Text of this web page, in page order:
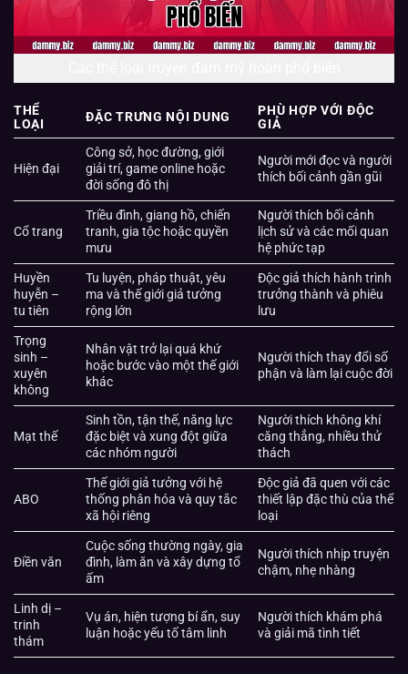
THỂ
LOẠI
ĐẶC TRƯNG NỘI DUNG
PHÙ HỢP VỚI ĐỘC
GIẢ
Hiện đại
Công sở, học đường, giới
giải trí, game online hoặc
đời sống đô thị
Người mới đọc và người
thích bối cảnh gần gũi
Cổ trang
Triều đình, giang hồ, chiến
tranh, gia tộc hoặc quyền
mưu
Người thích bối cảnh
lịch sử và các mối quan
hệ phức tạp
Huyền
huyễn –
tu tiên
Tu luyện, pháp thuật, yêu
ma và thế giới giả tưởng
rộng lớn
Độc giả thích hành trình
trưởng thành và phiêu
lưu
Trọng
sinh –
xuyên
không
Nhân vật trở lại quá khứ
hoặc bước vào một thế giới
khác
Người thích thay đổi số
phận và làm lại cuộc đời
Mạt thế
Sinh tồn, tận thế, năng lực
đặc biệt và xung đột giữa
các nhóm người
Người thích không khí
căng thẳng, nhiều thử
thách
ABO
Thế giới giả tưởng với hệ
thống phân hóa và quy tắc
xã hội riêng
Độc giả đã quen với các
thiết lập đặc thù của thể
loại
Điền văn
Cuộc sống thường ngày, gia
đình, làm ăn và xây dựng tổ
ấm
Người thích nhịp truyện
chậm, nhẹ nhàng
Linh dị –
trinh
thám
Vụ án, hiện tượng bí ẩn, suy
luận hoặc yếu tố tâm linh
Người thích khám phá
và giải mã tình tiết